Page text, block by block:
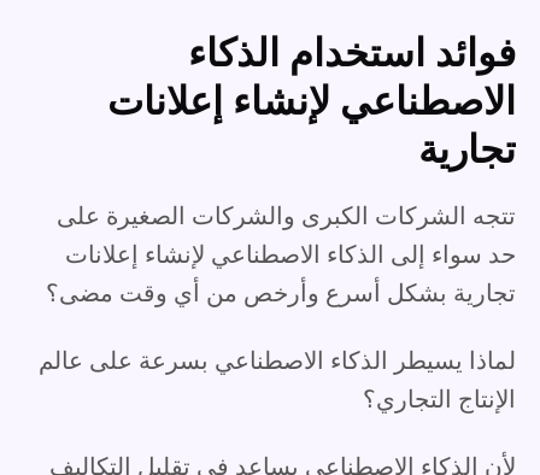
فوائد استخدام الذكاء
الاصطناعي لإنشاء إعلانات
تجارية
تتجه الشركات الكبرى والشركات الصغيرة على
حد سواء إلى الذكاء الاصطناعي لإنشاء إعلانات
تجارية بشكل أسرع وأرخص من أي وقت مضى؟
لماذا يسيطر الذكاء الاصطناعي بسرعة على عالم
الإنتاج التجاري؟
لأن الذكاء الاصطناعي يساعد في تقليل التكاليف